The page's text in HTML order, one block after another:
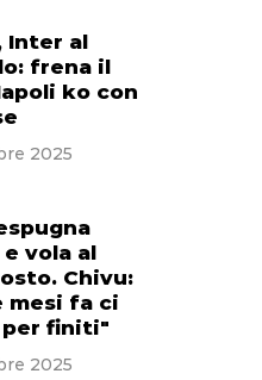
Inter al
frena il
ko con
2025
e vola al
Chivu:
mesi fa ci
per finiti"
2025